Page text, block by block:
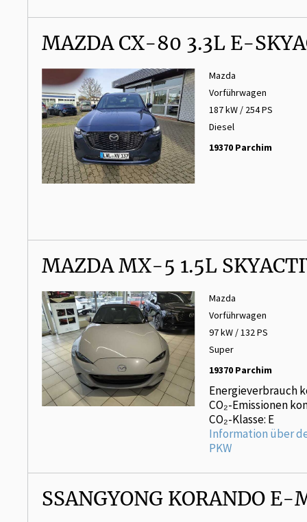
MAZDA CX-80 3.3L E-
Mazda
Vorführwagen
187 kW / 254 PS
Diesel
19370 Parchim
MAZDA MX-5 1.5L
Mazda
Vorführwagen
97 kW / 132 PS
Super
19370 Parchim
Energieverbrauch
CO₂-Emissionen
CO₂-Klasse: E
Information über
PKW
SSANGYONG KORANDO